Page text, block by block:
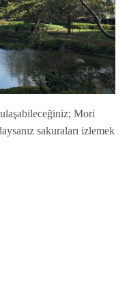
Mori
sakuraları izlemek